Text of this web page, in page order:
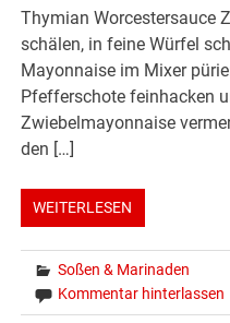
Thymian Worcestersauce
schälen, in feine Würfel
Mayonnaise im Mixer
Pfefferschote feinhacken
Zwiebelmayonnaise
den […]
WEITERLESEN
Soßen & Marinaden
Kommentar hinterlassen